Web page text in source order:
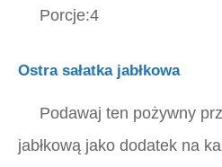
Porcje:4
Ostra sałatka jabłkowa
Podawaj ten pożywny
jabłkową jako dodatek na